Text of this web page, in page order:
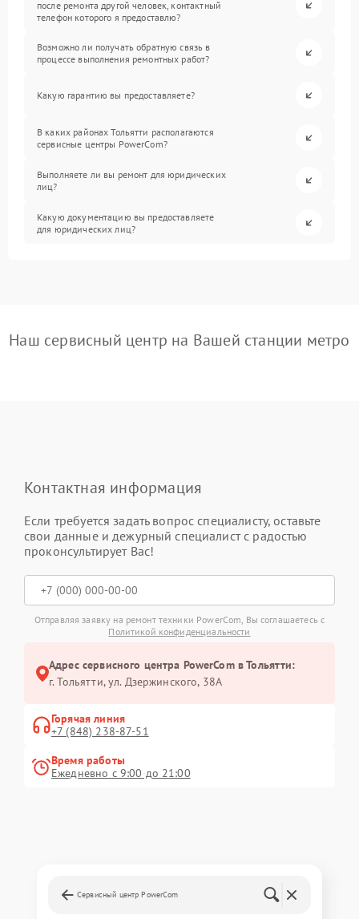
после ремонта другой человек, контактный
телефон которого я предоставлю?
Возможно ли получать обратную связь в
процессе выполнения ремонтных работ?
Какую гарантию вы предоставляете?
В каких районах Тольятти располагаются
сервисные центры PowerCom?
Выполняете ли вы ремонт для юридических
лиц?
Какую документацию вы предоставляете
для юридических лиц?
Наш сервисный центр на Вашей станции метро
Контактная информация
Если требуется задать вопрос специалисту, оставьте
свои данные и дежурный специалист с радостью
проконсультирует Вас!
Отправляя заявку на ремонт техники PowerCom, Вы соглашаетесь с
Политикой конфиденциальности
Адрес сервисного центра PowerCom в Тольятти:
г. Тольятти, ул. Дзержинского, 38А
Горячая линия
+7 (848) 238-87-51
Время работы
Ежедневно с 9:00 до 21:00
Сервисный центр PowerCom